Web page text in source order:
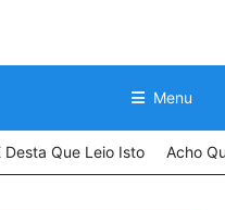
Menu
Desta Que Leio Isto Acho